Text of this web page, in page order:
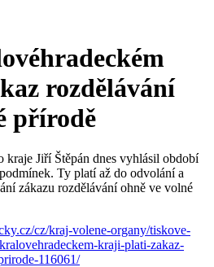
rozdělávání
přírodě
kraje Jiří Štěpán dnes vyhlásil období
Ty platí až do odvolání a
zákazu rozdělávání ohně ve volné
cz/kraj-volene-organy/tiskove-
kraji-plati-zakaz-
116061/